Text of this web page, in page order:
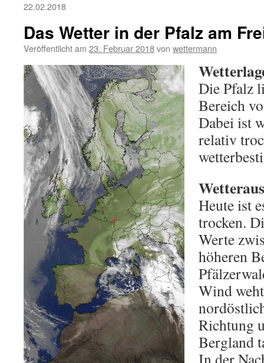
22.02.2018
Das Wetter in der Pfalz am
Veröffentlicht am 23. Februar 2018von wettermann
Die Pfalz
Bereich
Dabei ist
relativ
Heute ist
trocken.
Werte
höheren
Wind
Richtung
Bergland
In der